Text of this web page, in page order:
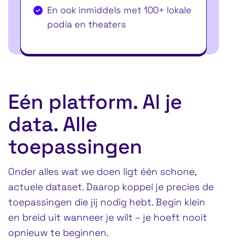
En ook inmiddels met 100+ lokale
podia en theaters
Eén platform. Al je
data. Alle
toepassingen
Onder alles wat we doen ligt één schone,
actuele dataset. Daarop koppel je precies de
toepassingen die jij nodig hebt. Begin klein
en breid uit wanneer je wilt – je hoeft nooit
opnieuw te beginnen.